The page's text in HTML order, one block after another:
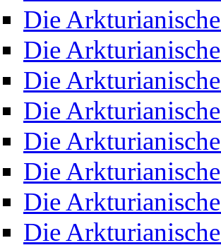
Die
Die
Die
Die
Die
Die
Die
Die